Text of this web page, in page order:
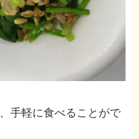
手軽に食べることがで